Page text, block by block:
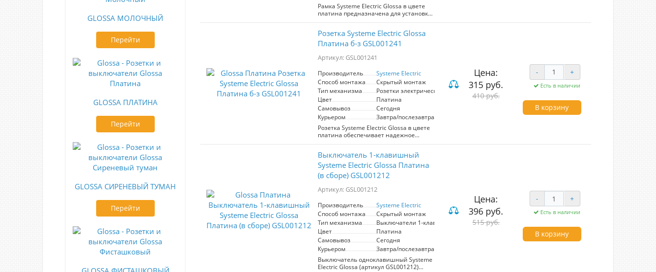
GLOSSA МОЛОЧНЫЙ
Перейти
GLOSSA ПЛАТИНА
Перейти
GLOSSA СИРЕНЕВЫЙ ТУМАН
Перейти
Рамка Systeme Electric Glossa в цвете
платина предназначена для установки
трёх механизмов в вертикальном
высококачественных материалов,
обеспечивает долговечность и
подходит для современных
функциональность и элегантность.
Легкий монтаж и совместимость с
другими элементами системы делают
её удобным решением для вашего
пространства.
Розетка Systeme Electric Glossa
Платина б-з GSL001241
Артикул: GSL001241
Производитель
Systeme Electric
Способ монтажа
Скрытый монтаж
Тип механизма
Розетки электрические
Цвет
Платина
Самовывоз
Сегодня
Курьером
Завтра/послезавтра
Розетка Systeme Electric Glossa в цвете
платина обеспечивает надежное
подключение электрических приборов.
интерьеров, сочетает стильный дизайн
и высокую функциональность.
Подходит для установки в жилых и
офисных помещениях.
Цена:
315 руб.
410 руб.
- +
Есть в наличии
В корзину
Выключатель 1-клавишный
Systeme Electric Glossa Платина
(в сборе) GSL001212
Артикул: GSL001212
Производитель
Systeme Electric
Способ монтажа
Скрытый монтаж
Тип механизма
Выключатели 1-клавишные
Цвет
Платина
Самовывоз
Сегодня
Курьером
Завтра/послезавтра
Выключатель одноклавишный Systeme
Electric Glossa (артикул GSL001212)
Цена:
396 руб.
515 руб.
- +
Есть в наличии
В корзину